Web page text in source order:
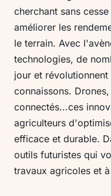
cherchant sans
améliorer les
le terrain. Avec
technologies, de
jour et
connaissons.
connectés...ces
agriculteurs
efficace et durable.
outils futuristes qui
travaux agricoles et